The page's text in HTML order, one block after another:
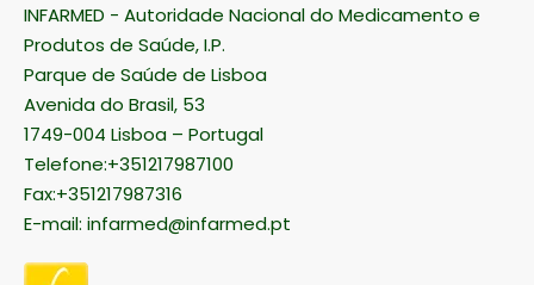
INFARMED - Autoridade Nacional do Medicamento e
Produtos de Saúde, I.P.
Parque de Saúde de Lisboa
Avenida do Brasil, 53
1749-004 Lisboa – Portugal
Telefone:+351217987100
Fax:+351217987316
E-mail: infarmed@infarmed.pt